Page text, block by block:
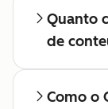
Quanto
de
Como o